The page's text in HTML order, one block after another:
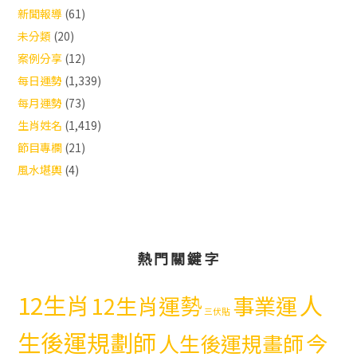
新聞報導 (61)
未分類 (20)
案例分享 (12)
每日運勢 (1,339)
每月運勢 (73)
生肖姓名 (1,419)
節目專欄 (21)
風水堪輿 (4)
熱門關鍵字
12生肖 12生肖運勢 三伏貼 事業運人
生後運規劃師 人生後運規畫師今